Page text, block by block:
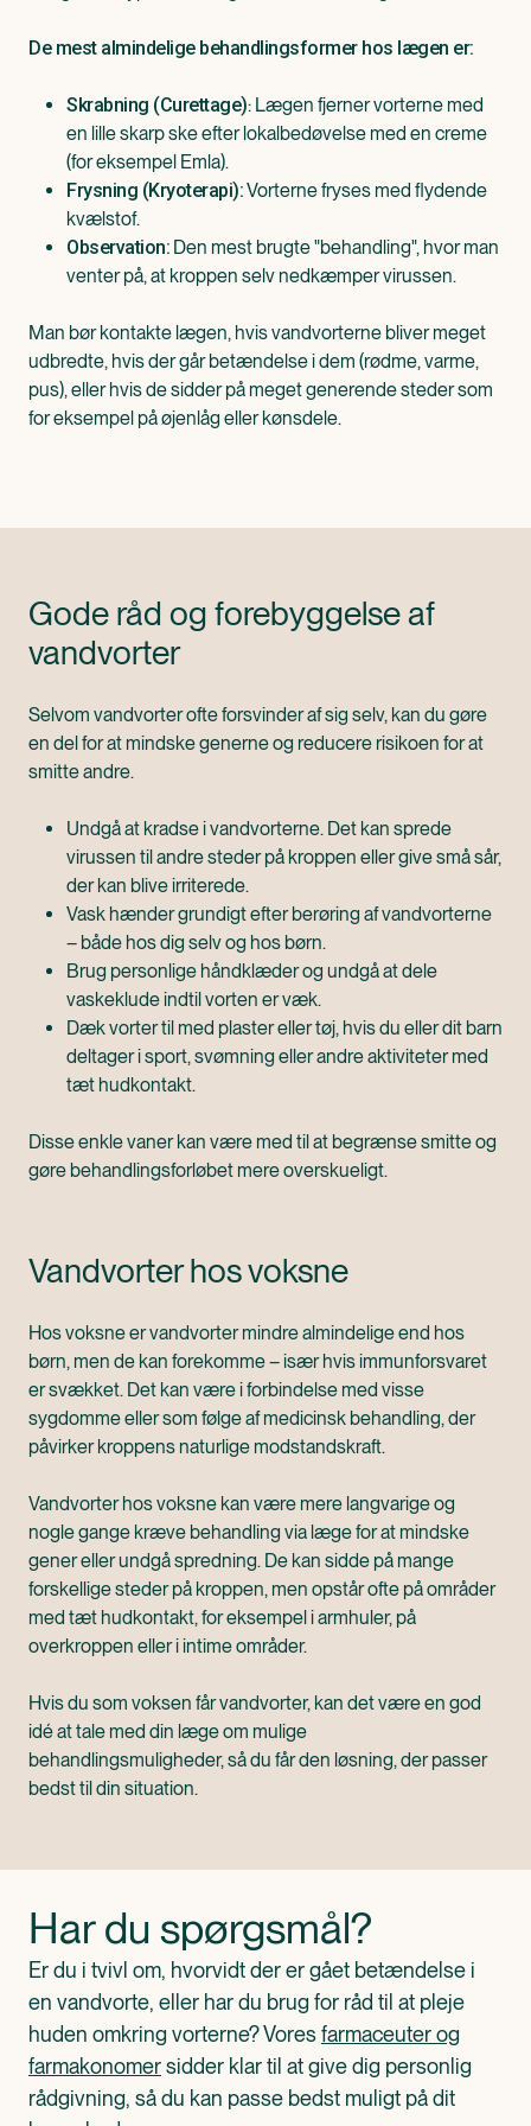
De mest almindelige behandlingsformer hos lægen er:
Skrabning (Curettage): Lægen fjerner vorterne med
en lille skarp ske efter lokalbedøvelse med en creme
(for eksempel Emla).
Frysning (Kryoterapi):Vorterne fryses med flydende
kvælstof.
Observation: Den mest brugte "behandling", hvor man
venter på, at kroppen selv nedkæmper virussen.
Man bør kontakte lægen, hvis vandvorterne bliver meget
udbredte, hvis der går betændelse i dem (rødme, varme,
pus), eller hvis de sidder på meget generende steder som
for eksempel på øjenlåg eller kønsdele.
Gode råd og forebyggelse af
vandvorter
Selvom vandvorter ofte forsvinder af sig selv, kan du gøre
en del for at mindske generne og reducere risikoen for at
smitte andre.
Undgå at kradse i vandvorterne. Det kan sprede
virussen til andre steder på kroppen eller give små sår,
der kan blive irriterede.
Vask hænder grundigt efter berøring af vandvorterne
– både hos dig selv og hos børn.
Brug personlige håndklæder og undgå at dele
vaskeklude indtil vorten er væk.
Dæk vorter til med plaster eller tøj, hvis du eller dit barn
deltager i sport, svømning eller andre aktiviteter med
tæt hudkontakt.
Disse enkle vaner kan være med til at begrænse smitte og
gøre behandlingsforløbet mere overskueligt.
Vandvorter hos voksne
Hos voksne er vandvorter mindre almindelige end hos
børn, men de kan forekomme – især hvis immunforsvaret
er svækket. Det kan være i forbindelse med visse
sygdomme eller som følge af medicinsk behandling, der
påvirker kroppens naturlige modstandskraft.
Vandvorter hos voksne kan være mere langvarige og
nogle gange kræve behandling via læge for at mindske
gener eller undgå spredning. De kan sidde på mange
forskellige steder på kroppen, men opstår ofte på områder
med tæt hudkontakt, for eksempel i armhuler, på
overkroppen eller i intime områder.
Hvis du som voksen får vandvorter, kan det være en god
idé at tale med din læge om mulige
behandlingsmuligheder, så du får den løsning, der passer
bedst til din situation.
Har du spørgsmål?
Er du i tvivl om, hvorvidt der er gået betændelse i
en vandvorte, eller har du brug for råd til at pleje
huden omkring vorterne? Voresfarmaceuter og
farmakonomersidder klar til at give dig personlig
rådgivning, så du kan passe bedst muligt på dit